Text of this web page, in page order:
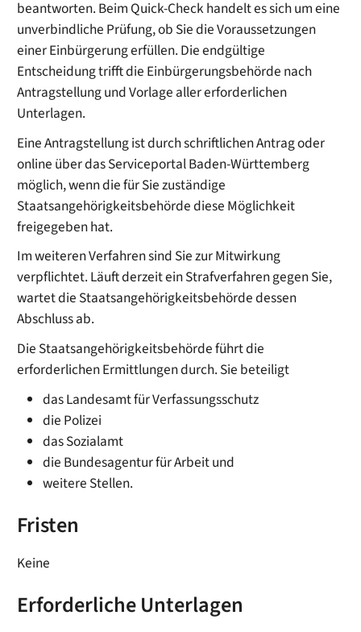
beantworten. Beim Quick-Check handelt es sich um eine
unverbindliche Prüfung, ob Sie die Voraussetzungen
einer Einbürgerung erfüllen. Die endgültige
Entscheidung trifft die Einbürgerungsbehörde nach
Antragstellung und Vorlage aller erforderlichen
Unterlagen.
Eine Antragstellung istdurch schriftlichen Antragoder
online über das Serviceportal Baden-Württemberg
möglich, wenn die für Sie zuständige
Staatsangehörigkeitsbehörde diese Möglichkeit
freigegeben hat.
Im weiteren Verfahren sind Sie zur Mitwirkung
verpflichtet. Läuft derzeit ein Strafverfahren gegen Sie,
wartet die Staatsangehörigkeitsbehörde dessen
Abschluss ab.
Die Staatsangehörigkeitsbehörde führt die
erforderlichen Ermittlungen durch. Sie beteiligt
das Landesamt für Verfassungsschutz
die Polizei
das Sozialamt
die Bundesagentur für Arbeit und
weitere Stellen.
Fristen
Keine
Erforderliche Unterlagen